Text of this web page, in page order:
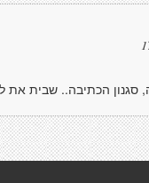
סגנון הכתיבה.. שבית את